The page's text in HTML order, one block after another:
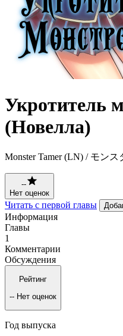
Укротитель
(Новелла)
Monster Tamer (LN) / モン
--
Нет оценок
Читать с первой главы
Информация
Главы
1
Комментарии
Обсуждения
Рейтинг
-- Нет оценок
Год выпуска